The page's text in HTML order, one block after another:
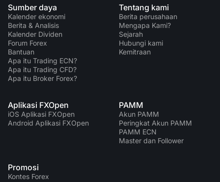
Sumber daya
Kalender ekonomi
Berita & Analisis
Kalender Dividen
Forum Forex
Bantuan
Apa itu Trading ECN?
Apa itu Trading CFD?
Apa itu Broker Forex?
Tentang kami
Berita perusahaan
Mengapa Kami?
Sejarah
Hubungi kami
Kemitraan
Aplikasi FXOpen
iOS Aplikasi FXOpen
Android Aplikasi FXOpen
PAMM
Akun PAMM
Peringkat Akun PAMM
PAMM ECN
Master dan Follower
Promosi
Kontes Forex